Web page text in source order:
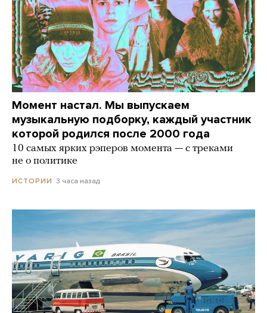
Момент настал. Мы выпускаем
музыкальную подборку, каждый участник
которой родился после 2000 года
10 самых ярких рэперов момента — с треками
не о политике
ИСТОРИИ 3 часа назад